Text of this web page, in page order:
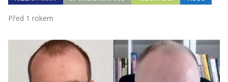
Před 1 rokem